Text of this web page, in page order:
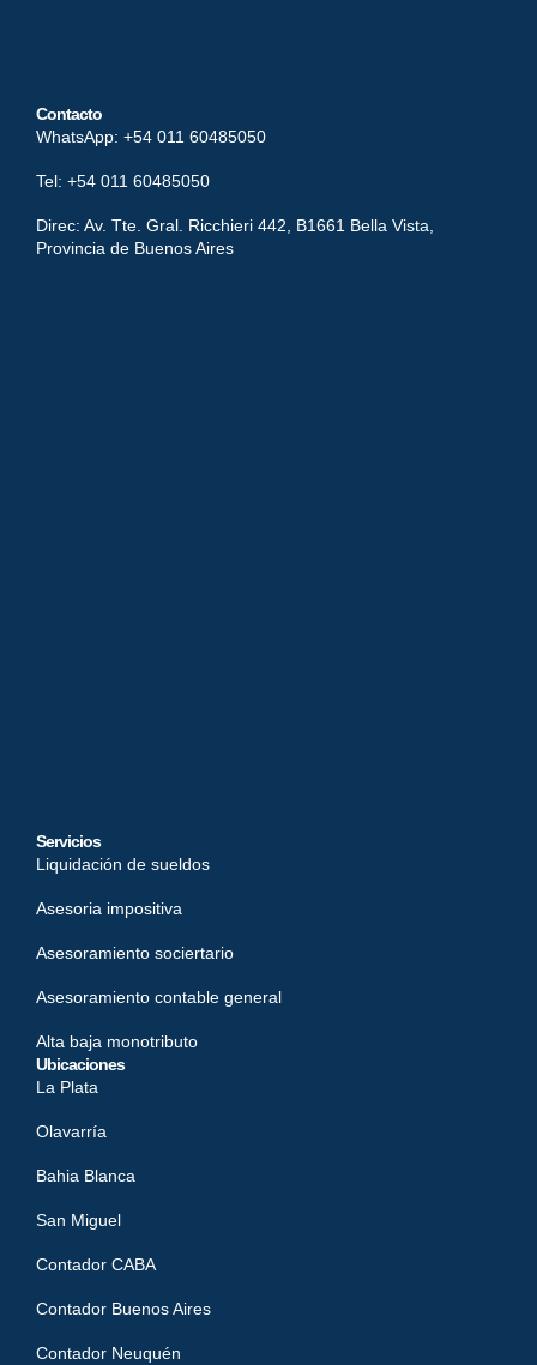
Contacto
WhatsApp: +54 011 60485050
Tel: +54 011 60485050
Direc: Av. Tte. Gral. Ricchieri 442, B1661 Bella Vista,
Provincia de Buenos Aires
Servicios
Liquidación de sueldos
Asesoria impositiva
Asesoramiento sociertario
Asesoramiento contable general
Alta baja monotributo
Ubicaciones
La Plata
Olavarría
Bahia Blanca
San Miguel
Contador CABA
Contador Buenos Aires
Contador Neuquén